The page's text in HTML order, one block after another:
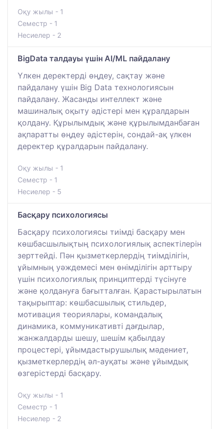
Оқу жылы - 1
Семестр - 1
Несиелер - 2
BigData талдауы үшін AI/ML пайдалану
Үлкен деректерді өңдеу, сақтау және
пайдалану үшін Big Data технологиясын
пайдалану. Жасанды интеллект және
машиналық оқыту әдістері мен құралдарын
қолдану. Құрылымдық және құрылымданбаған
ақпаратты өңдеу әдістерін, сондай-ақ үлкен
деректер құралдарын пайдалану.
Оқу жылы - 1
Семестр - 1
Несиелер - 5
Басқару психологиясы
Басқару психологиясы тиімді басқару мен
көшбасшылықтың психологиялық аспектілерін
зерттейді. Пән қызметкерлердің тиімділігін,
ұйымның уәждемесі мен өнімділігін арттыру
үшін психологиялық принциптерді түсінуге
және қолдануға бағытталған. Қарастырылатын
тақырыптар: көшбасшылық стильдер,
мотивация теориялары, командалық
динамика, коммуникативті дағдылар,
жанжалдарды шешу, шешім қабылдау
процестері, ұйымдастырушылық мәдениет,
қызметкерлердің әл-ауқаты және ұйымдық
өзгерістерді басқару.
Оқу жылы - 1
Семестр - 1
Несиелер - 2